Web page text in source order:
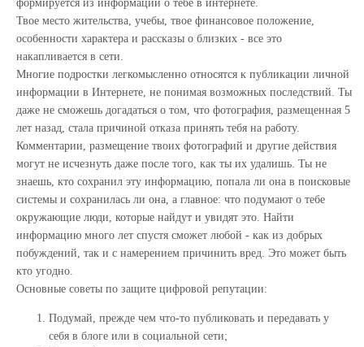
формируется из информации о тебе в интернете.
Твое место жительства, учебы, твое финансовое положение,
особенности характера и рассказы о близких - все это
накапливается в сети.
Многие подростки легкомысленно относятся к публикации личной
информации в Интернете, не понимая возможных последствий. Ты
даже не сможешь догадаться о том, что фотография, размещенная 5
лет назад, стала причиной отказа принять тебя на работу.
Комментарии, размещение твоих фотографий и другие действия
могут не исчезнуть даже после того, как ты их удалишь. Ты не
знаешь, кто сохранил эту информацию, попала ли она в поисковые
системы и сохранилась ли она, а главное: что подумают о тебе
окружающие люди, которые найдут и увидят это. Найти
информацию много лет спустя сможет любой - как из добрых
побуждений, так и с намерением причинить вред. Это может быть
кто угодно.
Основные советы по защите цифровой репутации:
Подумай, прежде чем что-то публиковать и передавать у
себя в блоге или в социальной сети;